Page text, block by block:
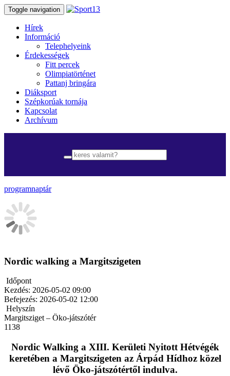
Toggle navigation
Hírek
Információ
Telephelyeink
Érdekességek
Fitt percek
Olimpiatörténet
Pattanj bringára
Diáksport
Szépkorúak tornája
Kapcsolat
Archívum
programnaptár
Nordic walking a Margitszigeten
Időpont
Kezdés: 2026-05-02 09:00
Befejezés: 2026-05-02 12:00
Helyszín
Margitsziget – Öko-játszótér
1138
Nordic Walking a XIII. Kerületi Nyitott Hétvégék
keretében a Margitszigeten az Árpád Hídhoz közel
lévő Öko-játszótértől indulva.